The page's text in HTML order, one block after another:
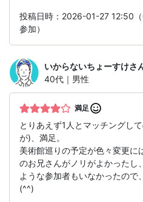
投稿日時：2026-01-27 12:50
参加）
いからないちょーすけさ
40代｜男性
満足
とりあえず1人とマッチングし
が)、満足。
美術館巡りの予定が色々変更に
のお兄さんがノリがよかったし
ような参加者もいなかったので
(^^)